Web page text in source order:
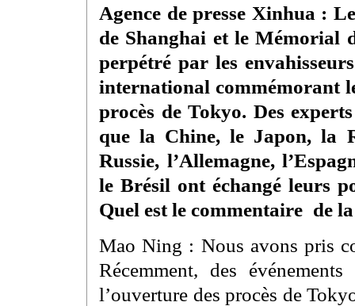
Agence de presse Xinhua :
de Shanghai et le Mémorial
perpétré par les
international commémorant
procès de Tokyo. Des
que la Chine, le Japon, la
Russie, l’Allemagne,
le Brésil ont échangé leurs
Quel est le commentaire de
Mao Ning : Nous avons pris
Récemment, des
l’ouverture des procès de